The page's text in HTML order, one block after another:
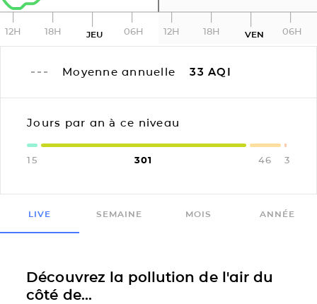
12H 18H JEU 06H 12H 18H VEN 06H
Moyenne annuelle 33 AQI
Jours par an à ce niveau
15 301 46 3
LIVE SEMAINE MOIS ANNÉE
Découvrez la pollution de l'air du
côté de...